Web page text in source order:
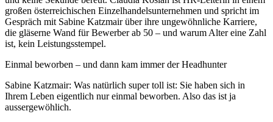
großen österreichischen Einzelhandelsunternehmen und spricht im
Gespräch mit Sabine Katzmair über ihre ungewöhnliche Karriere,
die gläserne Wand für Bewerber ab 50 – und warum Alter eine Zahl
ist, kein Leistungsstempel.
Einmal beworben – und dann kam immer der Headhunter
Sabine Katzmair: Was natürlich super toll ist: Sie haben sich in
Ihrem Leben eigentlich nur einmal beworben. Also das ist ja
aussergewöhlich.